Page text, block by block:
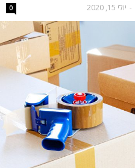
- יולי 15, 2020 0